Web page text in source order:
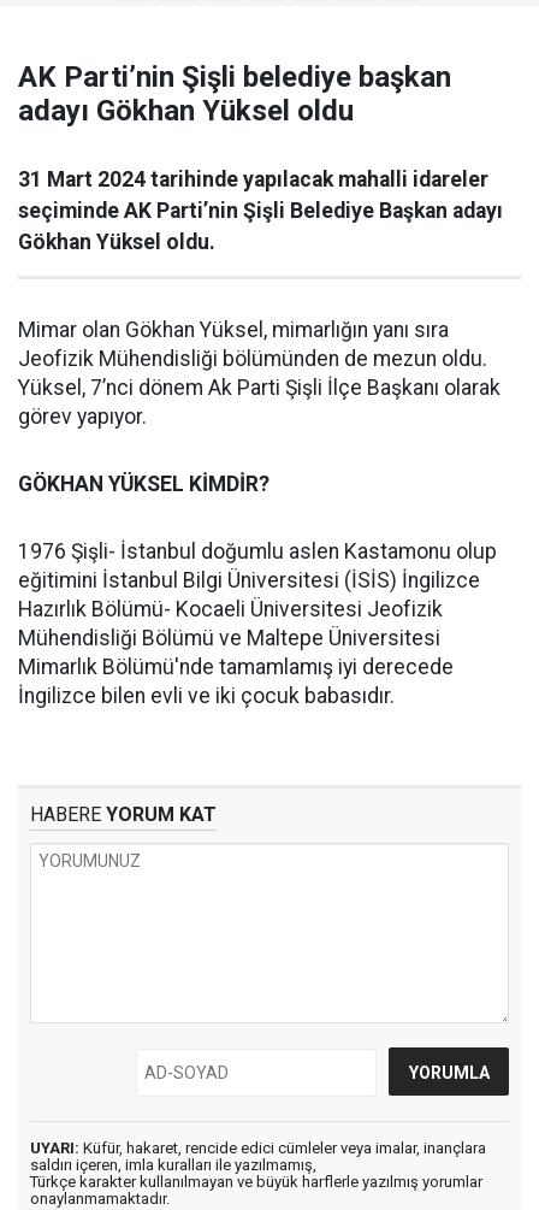
AK Parti’nin Şişli belediye başkan
adayı Gökhan Yüksel oldu
31 Mart 2024 tarihinde yapılacak mahalli idareler
seçiminde AK Parti’nin Şişli Belediye Başkan adayı
Gökhan Yüksel oldu.
Mimar olan Gökhan Yüksel, mimarlığın yanı sıra
Jeofizik Mühendisliği bölümünden de mezun oldu.
Yüksel, 7’nci dönem Ak Parti Şişli İlçe Başkanı olarak
görev yapıyor.
GÖKHAN YÜKSEL KİMDİR?
1976 Şişli- İstanbul doğumlu aslen Kastamonu olup
eğitimini İstanbul Bilgi Üniversitesi (İSİS) İngilizce
Hazırlık Bölümü- Kocaeli Üniversitesi Jeofizik
Mühendisliği Bölümü ve Maltepe Üniversitesi
Mimarlık Bölümü'nde tamamlamış iyi derecede
İngilizce bilen evli ve iki çocuk babasıdır.
HABERE YORUM KAT
UYARI: Küfür, hakaret, rencide edici cümleler veya imalar, inançlara
saldırı içeren, imla kuralları ile yazılmamış,
Türkçe karakter kullanılmayan ve büyük harflerle yazılmış yorumlar
onaylanmamaktadır.